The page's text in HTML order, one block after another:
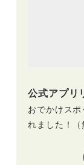
公式アプリ
おでかけス
れました！（